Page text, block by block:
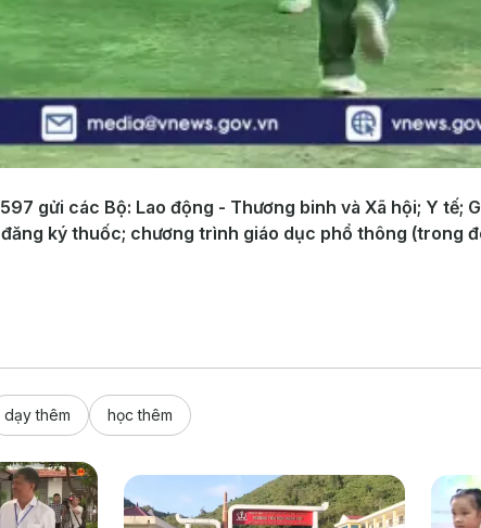
gửi các Bộ: Lao động - Thương binh và Xã hội; Y tế;
ký thuốc; chương trình giáo dục phổ thông (trong
dạy thêm học thêm